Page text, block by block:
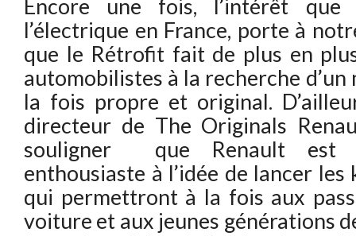
Encore une fois, l’intérêt
l’électrique en France, porte à
que le Rétrofit fait de plus en
automobilistes à la recherche
la fois propre et original.
directeur de The Originals
souligner que Renault est
enthousiaste à l’idée de lancer
qui permettront à la fois aux
voiture et aux jeunes générations